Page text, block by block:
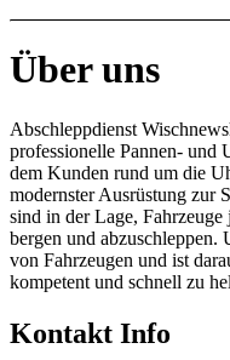
Über uns
Abschleppdienst
professionelle Pannen- und
dem Kunden rund um die
modernster Ausrüstung
sind in der Lage,
bergen und abzuschleppen.
von Fahrzeugen und ist
kompetent und schnell zu
Kontakt Info